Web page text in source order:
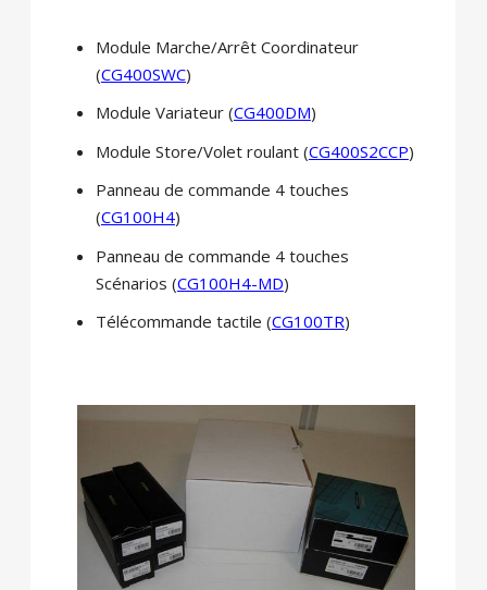
Module Marche/Arrêt Coordinateur
(CG400SWC)
Module Variateur (CG400DM)
Module Store/Volet roulant (CG400S2CCP)
Panneau de commande 4 touches
(CG100H4)
Panneau de commande 4 touches
Scénarios (CG100H4-MD)
Télécommande tactile (CG100TR)